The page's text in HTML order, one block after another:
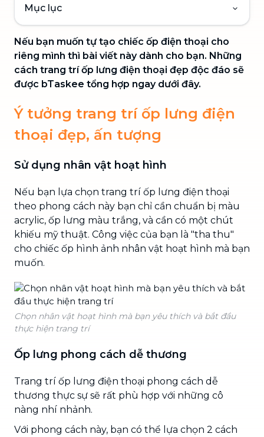
Mục lục
Nếu bạn muốn tự tạo chiếc ốp điện thoại cho
riêng mình thì bài viết này dành cho bạn. Những
cách trang trí ốp lưng điện thoại đẹp độc đáo sẽ
được bTaskee tổng hợp ngay dưới đây.
Ý tưởng trang trí ốp lưng điện
thoại đẹp, ấn tượng
Sử dụng nhân vật hoạt hình
Nếu bạn lựa chọn trang trí ốp lưng điện thoại
theo phong cách này bạn chỉ cần chuẩn bị màu
acrylic, ốp lưng màu trắng, và cần có một chút
khiếu mỹ thuật. Công việc của bạn là "tha thu"
cho chiếc ốp hình ảnh nhân vật hoạt hình mà bạn
muốn.
Chọn nhân vật hoạt hình mà bạn yêu thích và bắt đầu
thực hiện trang trí
Ốp lưng phong cách dễ thương
Trang trí ốp lưng điện thoại phong cách dễ
thương thực sự sẽ rất phù hợp với những cô
nàng nhí nhảnh.
Với phong cách này, bạn có thể lựa chọn 2 cách